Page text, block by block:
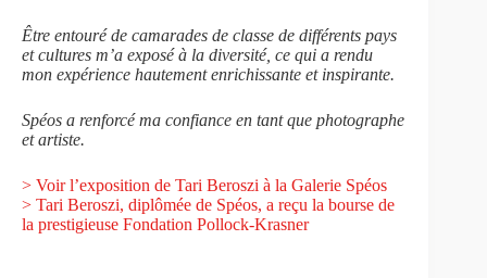
Être entouré de camarades de classe de différents pays
et cultures m’a exposé à la diversité, ce qui a rendu
mon expérience hautement enrichissante et inspirante.
Spéos a renforcé ma confiance en tant que photographe
et artiste.
> Voir l’exposition de Tari Beroszi à la Galerie Spéos
> Tari Beroszi, diplômée de Spéos, a reçu la bourse de
la prestigieuse Fondation Pollock-Krasner